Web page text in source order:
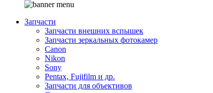
Запчасти
Запчасти внешних вспышек
Запчасти зеркальных фотокамер
Canon
Nikon
Sony
Pentax, Fujifilm и др.
Запчасти для объективов